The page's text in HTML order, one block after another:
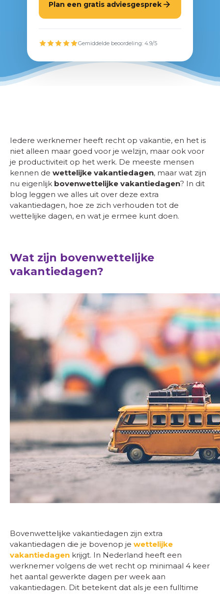
Plan een gratis adviesgesprek
Gemiddelde beoordeling: 4.9/5
Iedere werknemer heeft recht op vakantie, en het is
niet alleen maar goed voor je welzijn, maar ook voor
je productiviteit op het werk. De meeste mensen
kennen de wettelijke vakantiedagen, maar wat zijn
nu eigenlijk bovenwettelijke vakantiedagen? In dit
blog leggen we alles uit over deze extra
vakantiedagen, hoe ze zich verhouden tot de
wettelijke dagen, en wat je ermee kunt doen.
Wat zijn bovenwettelijke
vakantiedagen?
Bovenwettelijke vakantiedagen zijn extra
vakantiedagen die je bovenop je wettelijke
vakantiedagen krijgt. In Nederland heeft een
werknemer volgens de wet recht op minimaal 4 keer
het aantal gewerkte dagen per week aan
vakantiedagen. Dit betekent dat als je een fulltime